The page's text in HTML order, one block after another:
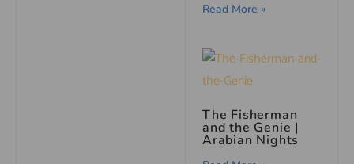
Read More »
The Fisherman
and the Genie |
Arabian Nights